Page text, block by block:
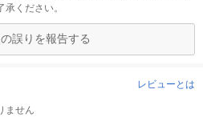
ください。
誤りを報告する
レビューとは
ません